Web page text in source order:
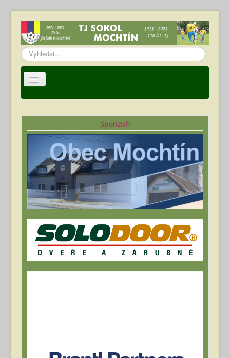
Vyhledávání...
Oddíl fotbalu
Hráči
Kalendář akcí
Fotogalerie
Ke stažení
Archív článků
Přihlásit
Sponzoři